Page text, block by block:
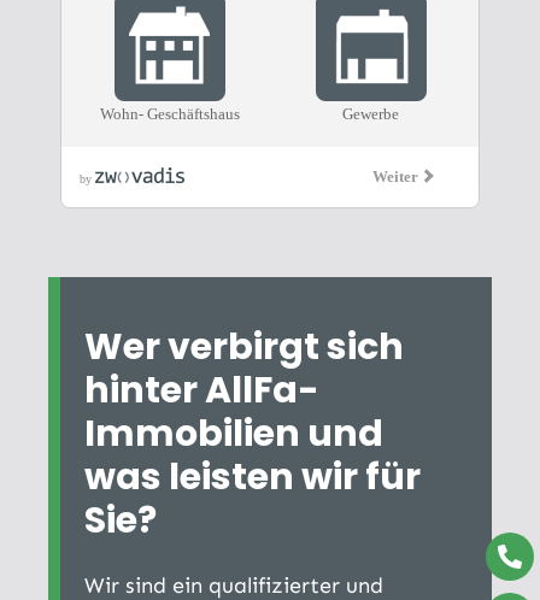
Wer verbirgt sich
hinter AllFa-
Immobilien und
was leisten wir für
Sie?
Wir sind ein qualifizierter und